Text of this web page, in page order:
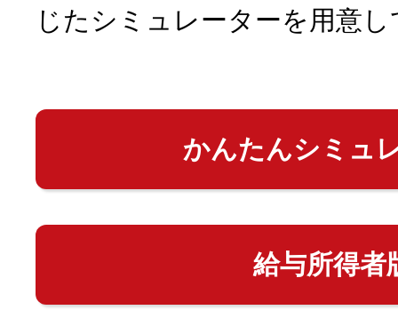
じたシミュレーターを用意
かんたんシミュ
給与所得者